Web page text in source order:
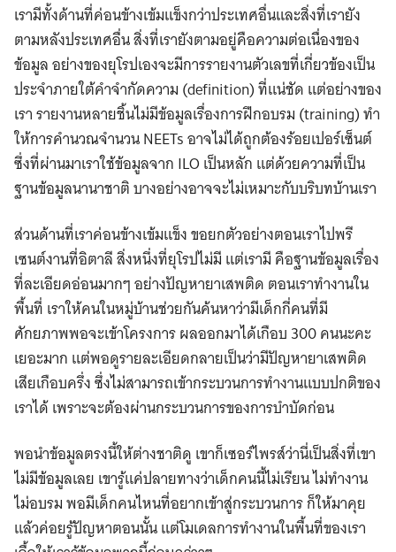
เรามีทั้งด้านที่ค่อนข้างเข้มแข็งกว่าประเทศอื่นและสิ่งที่เรายัง
ตามหลังประเทศอื่น สิ่งที่เรายังตามอยู่คือความต่อเนื่องของ
ข้อมูล อย่างของยุโรปเองจะมีการรายงานตัวเลขที่เกี่ยวข้องเป็น
ประจําภายใต้คำจำกัดความ (definition) ที่แน่ชัด แต่อย่างของ
เรา รายงานหลายชิ้นไม่มีข้อมูลเรื่องการฝึกอบรม (training) ทํา
ให้การคํานวณจำนวน NEETs อาจไม่ได้ถูกต้องร้อยเปอร์เซ็นต์
ซึ่งที่ผ่านมาเราใช้ข้อมูลจาก ILO เป็นหลัก แต่ด้วยความที่เป็น
ฐานข้อมูลนานาชาติ บางอย่างอาจจะไม่เหมาะกับบริบทบ้านเรา
ส่วนด้านที่เราค่อนข้างเข้มแข็ง ขอยกตัวอย่างตอนเราไปพรี
เซนต์งานที่อิตาลี สิ่งหนึ่งที่ยุโรปไม่มี แต่เรามี คือฐานข้อมูลเรื่อง
ที่ละเอียดอ่อนมากๆ อย่างปัญหายาเสพติด ตอนเราทำงานใน
พื้นที่ เราให้คนในหมู่บ้านช่วยกันค้นหาว่ามีเด็กกี่คนที่มี
ศักยภาพพอจะเข้าโครงการ ผลออกมาได้เกือบ 300 คนนะคะ
เยอะมาก แต่พอดูรายละเอียดกลายเป็นว่ามีปัญหายาเสพติด
เสียเกือบครึ่ง ซึ่งไม่สามารถเข้ากระบวนการทํางานแบบปกติของ
เราได้ เพราะจะต้องผ่านกระบวนการของการบําบัดก่อน
พอนำข้อมูลตรงนี้ให้ต่างชาติดู เขาก็เซอร์ไพรส์ว่านี่เป็นสิ่งที่เขา
ไม่มีข้อมูลเลย เขารู้แค่ปลายทางว่าเด็กคนนี้ไม่เรียน ไม่ทํางาน
ไม่อบรม พอมีเด็กคนไหนที่อยากเข้าสู่กระบวนการ ก็ให้มาคุย
แล้วค่อยรู้ปัญหาตอนนั้น แต่โมเดลการทำงานในพื้นที่ของเรา